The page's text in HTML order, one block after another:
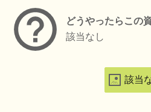
どうやったらこの
該当なし
該当